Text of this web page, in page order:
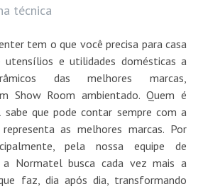
técnica
tem o que você precisa para casa
utensílios e utilidades domésticas a
das melhores marcas,
Show Room ambientado. Quem é
que pode contar sempre com a
as melhores marcas. Por
pela nossa equipe de
a Normatel busca cada vez mais a
faz, dia após dia, transformando